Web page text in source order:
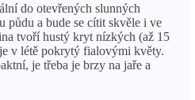
do otevřených slunných
půdu a bude se cítit skvěle i ve
tvoří hustý kryt nízkých (až 15
v létě pokrytý fialovými květy.
je třeba je brzy na jaře a